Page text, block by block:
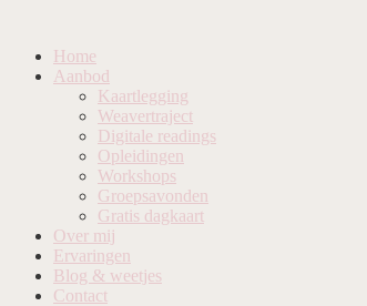
Home
Aanbod
Kaartlegging
Weavertraject
Digitale readings
Opleidingen
Workshops
Groepsavonden
Gratis dagkaart
Over mij
Ervaringen
Blog & weetjes
Contact